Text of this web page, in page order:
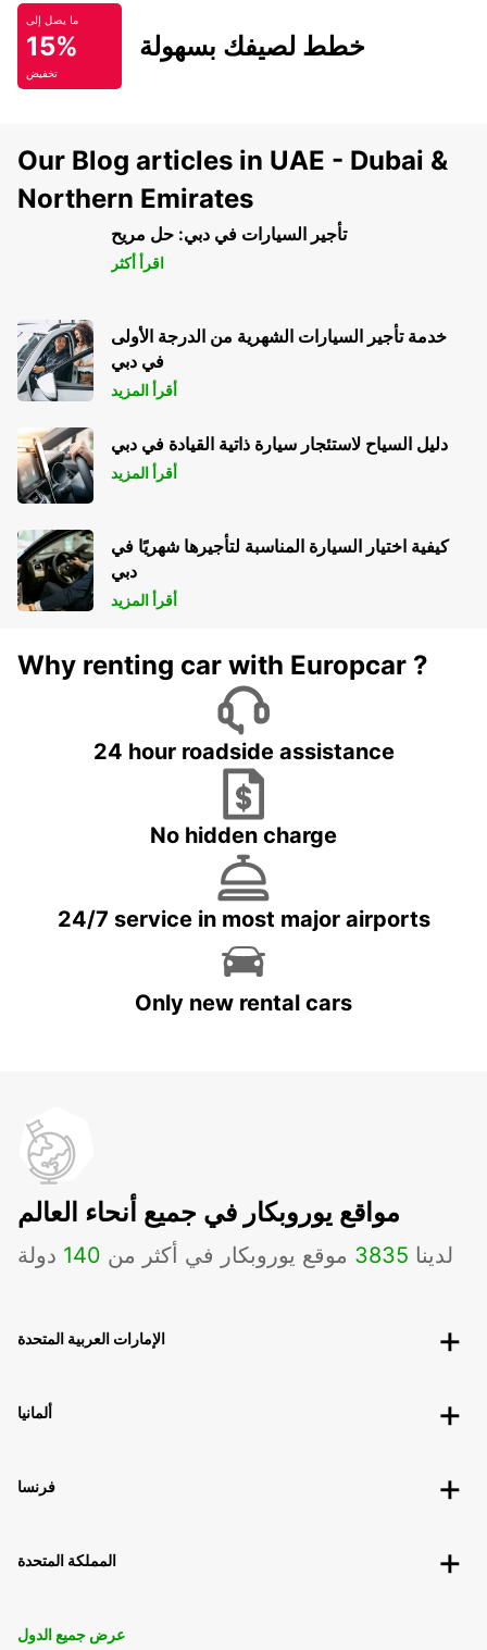
ما يصل إلى
15%
تخفيض
خطط لصيفك بسهولة
Our Blog articles in UAE - Dubai &
Northern Emirates
تأجير السيارات في دبي: حل مريح
اقرأ أكثر
خدمة تأجير السيارات الشهرية من الدرجة الأولى
في دبي
أقرأ المزيد
دليل السياح لاستئجار سيارة ذاتية القيادة في دبي
أقرأ المزيد
كيفية اختيار السيارة المناسبة لتأجيرها شهريًا في
دبي
أقرأ المزيد
Why renting car with Europcar ?
24 hour roadside assistance
No hidden charge
24/7 service in most major airports
Only new rental cars
مواقع يوروبكار في جميع أنحاء العالم
لدينا 3835 موقع يوروبكار في أكثر من 140 دولة
الإمارات العربية المتحدة
ألمانيا
فرنسا
المملكة المتحدة
عرض جميع الدول